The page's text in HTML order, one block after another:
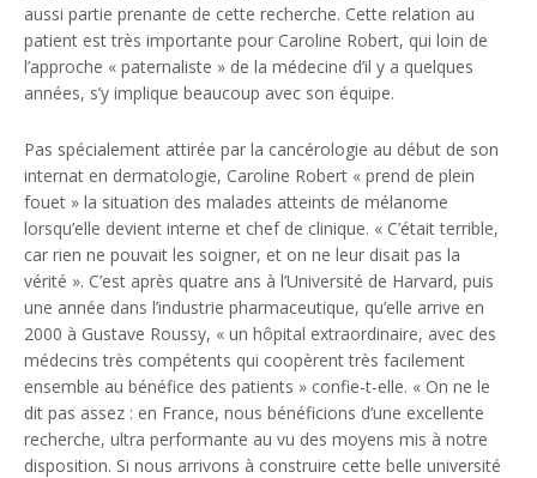
aussi partie prenante de cette recherche. Cette relation au
patient est très importante pour Caroline Robert, qui loin de
l’approche « paternaliste » de la médecine d’il y a quelques
années, s’y implique beaucoup avec son équipe.
Pas spécialement attirée par la cancérologie au début de son
internat en dermatologie, Caroline Robert « prend de plein
fouet » la situation des malades atteints de mélanome
lorsqu’elle devient interne et chef de clinique. « C’était terrible,
car rien ne pouvait les soigner, et on ne leur disait pas la
vérité ». C’est après quatre ans à l’Université de Harvard, puis
une année dans l’industrie pharmaceutique, qu’elle arrive en
2000 à Gustave Roussy, « un hôpital extraordinaire, avec des
médecins très compétents qui coopèrent très facilement
ensemble au bénéfice des patients » confie-t-elle. « On ne le
dit pas assez : en France, nous bénéficions d’une excellente
recherche, ultra performante au vu des moyens mis à notre
disposition. Si nous arrivons à construire cette belle université